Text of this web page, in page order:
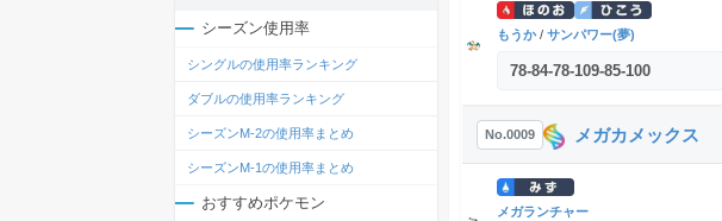
もうか/ サンパワー(夢)
78-84-78-109-85-100
No.0009 メガカメックス
メガランチャー
シーズン使用率
シングルの使用率ランキング
ダブルの使用率ランキング
シーズンM-2の使用率まとめ
シーズンM-1の使用率まとめ
おすすめポケモン